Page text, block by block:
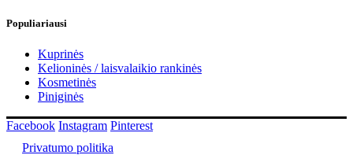
Populiariausi
Kuprinės
Kelioninės / laisvalaikio rankinės
Kosmetinės
Piniginės
Facebook Instagram Pinterest
Privatumo politika